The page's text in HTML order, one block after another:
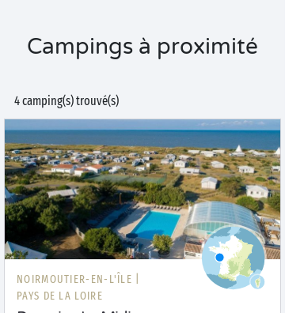
Campings à proximité
4 camping(s) trouvé(s)
NOIRMOUTIER-EN-L'ÎLE |
PAYS DE LA LOIRE